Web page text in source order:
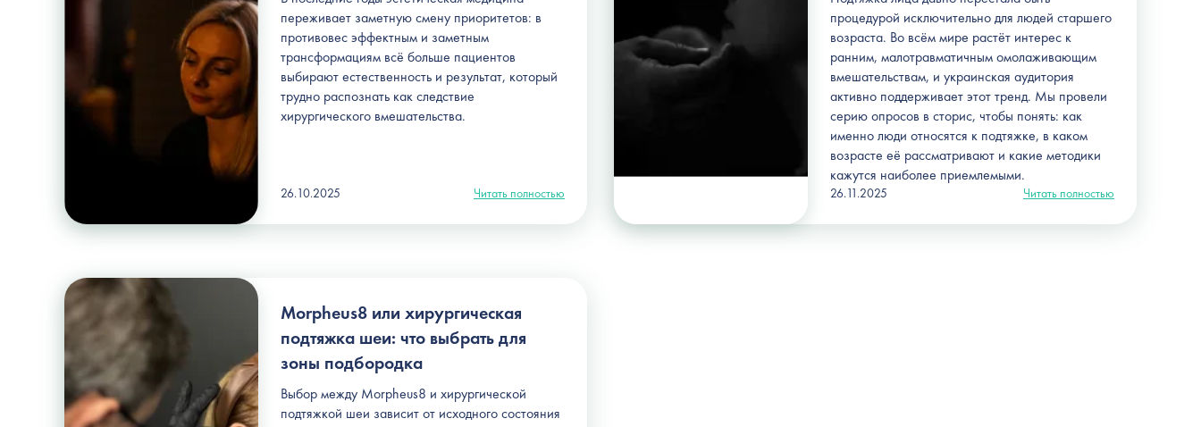
переживает заметную смену приоритетов: в
противовес эффектным и заметным
трансформациям всё больше пациентов
выбирают естественность и результат, который
трудно распознать как следствие
хирургического вмешательства.
26.10.2025 Читать полностью
процедурой исключительно для людей старшего
возраста. Во всём мире растёт интерес к
ранним, малотравматичным омолаживающим
вмешательствам, и украинская аудитория
активно поддерживает этот тренд. Мы провели
серию опросов в сторис, чтобы понять: как
именно люди относятся к подтяжке, в каком
возрасте её рассматривают и какие методики
кажутся наиболее приемлемыми.
26.11.2025 Читать полностью
Morpheus8 или хирургическая
подтяжка шеи: что выбрать для
зоны подбородка
Выбор между Morpheus8 и хирургической
подтяжкой шеи зависит от исходного состояния